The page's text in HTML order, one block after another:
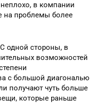
в компании
на проблемы более
С одной стороны, в
возможностей
с большой диагональю
получают чуть больше
которые раньше